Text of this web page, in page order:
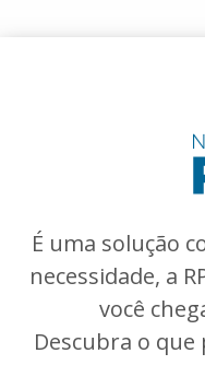
É uma solução
necessidade, a
você
Descubra o